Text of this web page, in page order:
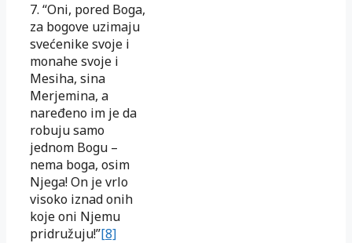
7. “Oni, pored Boga,
za bogove uzimaju
svećenike svoje i
monahe svoje i
Mesiha, sina
Merjemina, a
naređeno im je da
robuju samo
jednom Bogu –
nema boga, osim
Njega! On je vrlo
visoko iznad onih
koje oni Njemu
pridružuju!”[8]